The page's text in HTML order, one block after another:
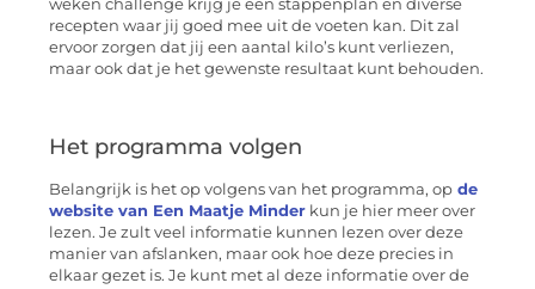
weken challenge krijg je een stappenplan en diverse
recepten waar jij goed mee uit de voeten kan. Dit zal
ervoor zorgen dat jij een aantal kilo’s kunt verliezen,
maar ook dat je het gewenste resultaat kunt behouden.
Het programma volgen
Belangrijk is het op volgens van het programma, op de
website van Een Maatje Minder kun je hier meer over
lezen. Je zult veel informatie kunnen lezen over deze
manier van afslanken, maar ook hoe deze precies in
elkaar gezet is. Je kunt met al deze informatie over de